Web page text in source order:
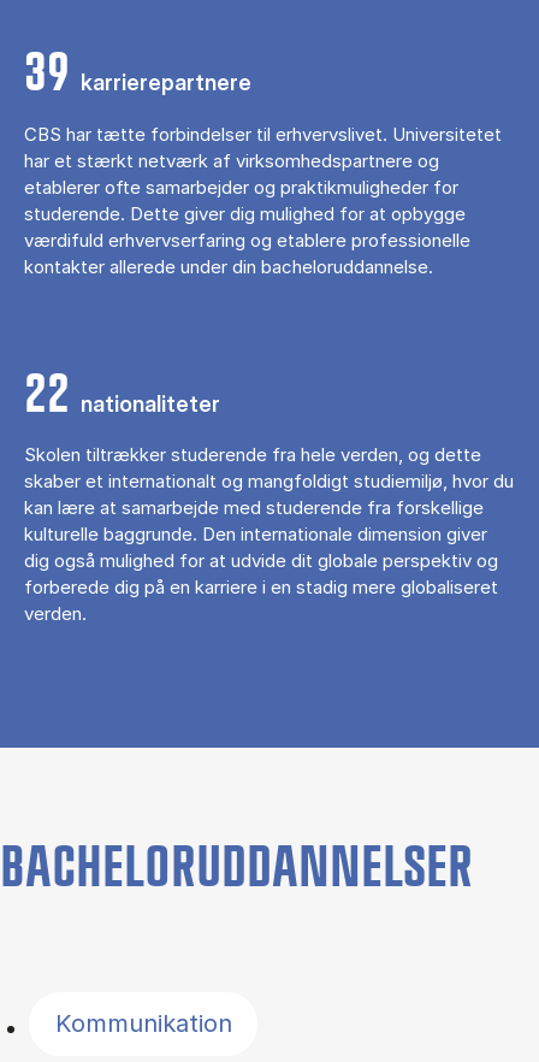
39 karrierepartnere
CBS har tætte forbindelser til erhvervslivet. Universitetet
har et stærkt netværk af virksomhedspartnere og
etablerer ofte samarbejder og praktikmuligheder for
studerende. Dette giver dig mulighed for at opbygge
værdifuld erhvervserfaring og etablere professionelle
kontakter allerede under din bacheloruddannelse.
22 nationaliteter
Skolen tiltrækker studerende fra hele verden, og dette
skaber et internationalt og mangfoldigt studiemiljø, hvor du
kan lære at samarbejde med studerende fra forskellige
kulturelle baggrunde. Den internationale dimension giver
dig også mulighed for at udvide dit globale perspektiv og
forberede dig på en karriere i en stadig mere globaliseret
verden.
BACHELORUDDANNELSER
Kommunikation